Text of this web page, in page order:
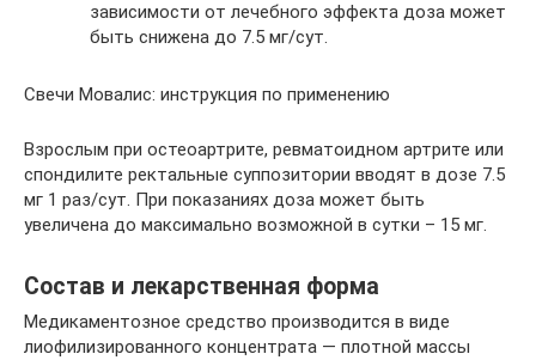
зависимости от лечебного эффекта доза может
быть снижена до 7.5 мг/сут.
Свечи Мовалис: инструкция по применению
Взрослым при остеоартрите, ревматоидном артрите или
спондилите ректальные суппозитории вводят в дозе 7.5
мг 1 раз/сут. При показаниях доза может быть
увеличена до максимально возможной в сутки – 15 мг.
Состав и лекарственная форма
Медикаментозное средство производится в виде
лиофилизированного концентрата — плотной массы